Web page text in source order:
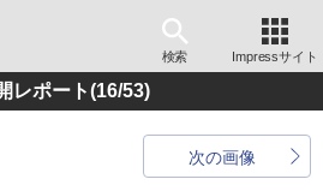
検索 Impressサイト
レポート(16/53)
次の画像